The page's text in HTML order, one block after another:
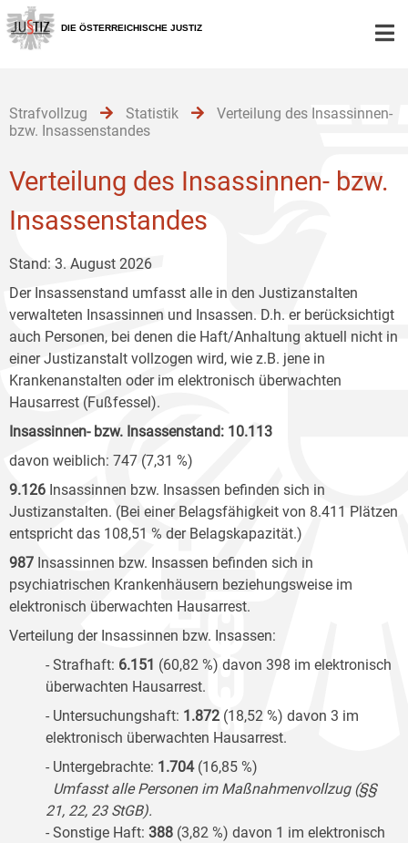
Zur
Hauptnavigation
[1]
Zum
Inhalt
[2]
Zum
Untermenü
[3]
DIE ÖSTERREICHISCHE JUSTIZ
Strafvollzug Statistik
Verteilung des Insassinnen-
bzw. Insassenstandes
Verteilung des Insassinnen- bzw.
Insassenstandes
Stand: 3. August 2026
Der Insassenstand umfasst alle in den Justizanstalten
verwalteten Insassinnen und Insassen. D.h. er berücksichtigt
auch Personen, bei denen die Haft/Anhaltung aktuell nicht in
einer Justizanstalt vollzogen wird, wie z.B. jene in
Krankenanstalten oder im elektronisch überwachten
Hausarrest (Fußfessel).
Insassinnen- bzw. Insassenstand: 10.113
davon weiblich: 747 (7,31 %)
9.126 Insassinnen bzw. Insassen befinden sich in
Justizanstalten. (Bei einer Belagsfähigkeit von 8.411 Plätzen
entspricht das 108,51 % der Belagskapazität.)
987 Insassinnen bzw. Insassen befinden sich in
psychiatrischen Krankenhäusern beziehungsweise im
elektronisch überwachten Hausarrest.
Verteilung der Insassinnen bzw. Insassen:
- Strafhaft: 6.151 (60,82 %) davon 398 im elektronisch
überwachten Hausarrest.
- Untersuchungshaft: 1.872 (18,52 %) davon 3 im
elektronisch überwachten Hausarrest.
- Untergebrachte: 1.704(16,85 %)
Umfasst alle Personen im Maßnahmenvollzug (§§
21, 22, 23 StGB).
- Sonstige Haft: 388 (3,82 %) davon 1 im elektronisch